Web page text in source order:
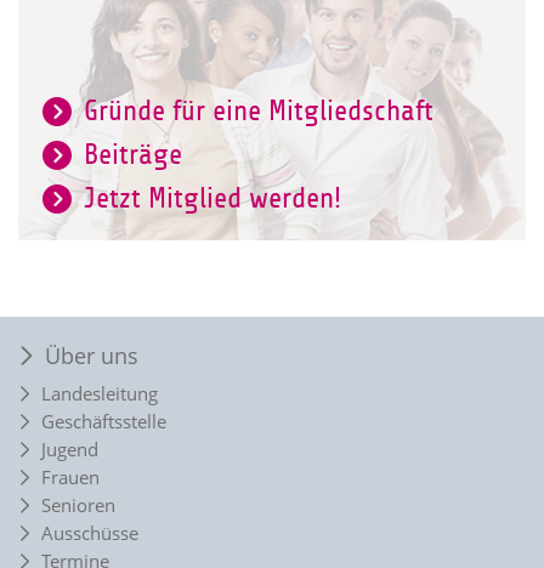
Gründe für eine Mitgliedschaft
Beiträge
Jetzt Mitglied werden!
Über uns
Landesleitung
Geschäftsstelle
Jugend
Frauen
Senioren
Ausschüsse
Termine